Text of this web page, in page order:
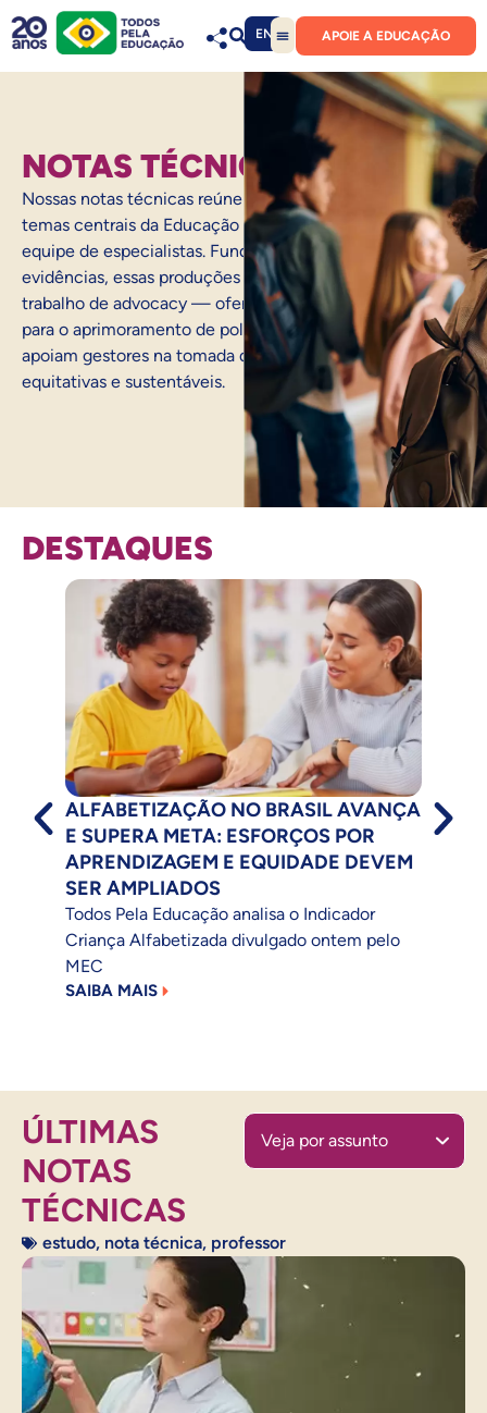
EN APOIE A EDUCAÇÃO
NOTAS TÉCNICAS
Nossas notas técnicas reúnem análises sólidas sobre
temas centrais da Educação Básica, produzidas por uma
equipe de especialistas. Fundamentadas em dados e
evidências, essas produções — parte essencial do nosso
trabalho de advocacy — oferecem subsídios qualificados
para o aprimoramento de políticas educacionais e
apoiam gestores na tomada de decisões mais eficazes,
equitativas e sustentáveis.
DESTAQUES
ALFABETIZAÇÃO NO BRASIL AVANÇA
E SUPERA META: ESFORÇOS POR
APRENDIZAGEM E EQUIDADE DEVEM
SER AMPLIADOS
Todos Pela Educação analisa o Indicador
Criança Alfabetizada divulgado ontem pelo
MEC
SAIBA MAIS
ÚLTIMAS
NOTAS
TÉCNICAS
Veja por assunto
estudo, nota técnica, professor